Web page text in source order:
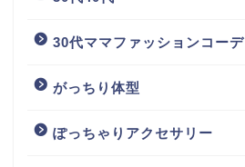
30代ママファッションコーデ
がっちり体型
ぽっちゃりアクセサリー